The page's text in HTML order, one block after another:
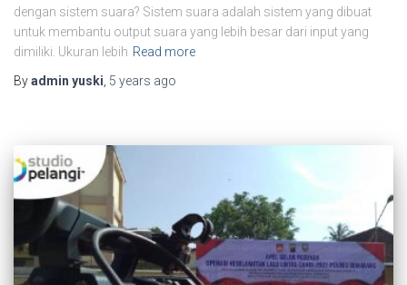
dengan sistem suara? Sistem suara adalah sistem yang dibuat
untuk membantu output suara yang lebih besar dari input yang
dimiliki. Ukuran lebih Read more
Byadmin yuski 5 years ago